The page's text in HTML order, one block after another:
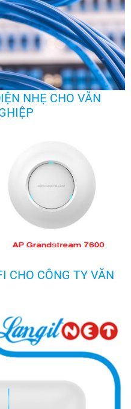
NHẸ CHO VĂN
CHO CÔNG TY VĂN